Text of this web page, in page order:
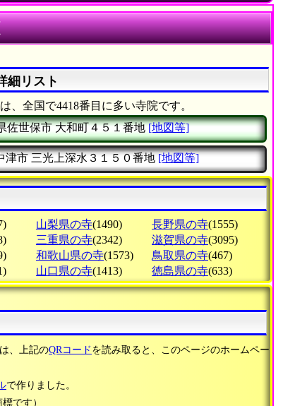
細リスト
、全国で4418番目に多い寺院です。
佐世保市大和町４５１番地 [地図等]
津市三光上深水３１５０番地 [地図等]
山梨県の寺(1490) 長野県の寺(1555)
三重県の寺(2342) 滋賀県の寺(3095)
和歌山県の寺(1573) 鳥取県の寺(467)
山口県の寺(1413) 徳島県の寺(633)
、上記のQRコード を読み取ると、このページのホームペー
で作りました。
です）